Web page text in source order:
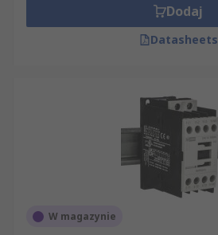
Dodaj
Datasheets
W magazynie